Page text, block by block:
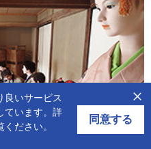
良いサービス
ています。詳
ください。
同意する